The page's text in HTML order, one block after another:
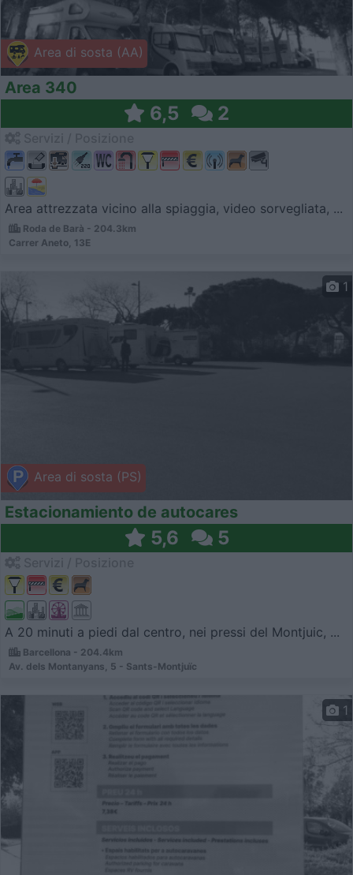
Area di sosta (AA)
Area 340
6,5 2
Area attrezzata vicino alla spiaggia, video sorvegliata, ...
Roda de Barà - 204.3km
Carrer Aneto, 13E
Area di sosta (PS)
1
Estacionamiento de autocares
5,6 5
A 20 minuti a piedi dal centro, nei pressi del Montjuic, ...
Barcellona - 204.4km
Av. dels Montanyans, 5 - Sants-Montjuïc
1